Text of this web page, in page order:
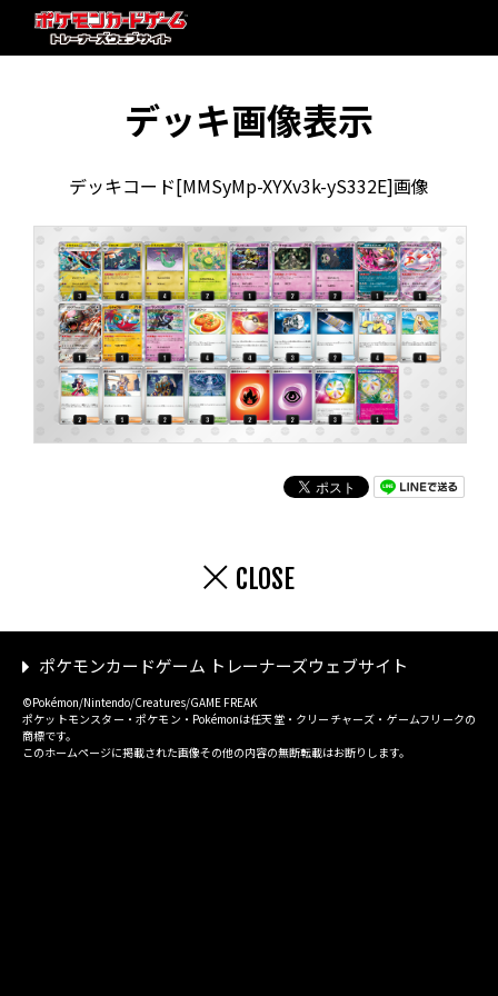
デッキ画像表示
デッキコード[MMSyMp-XYXv3k-yS332E]画像
CLOSE
ポケモンカードゲーム トレーナーズウェブサイト
©Pokémon/Nintendo/Creatures/GAME FREAK
ポケットモンスター・ポケモン・Pokémonは任天堂・クリーチャーズ・ゲームフリークの
商標です。
このホームページに掲載された画像その他の内容の無断転載はお断りします。